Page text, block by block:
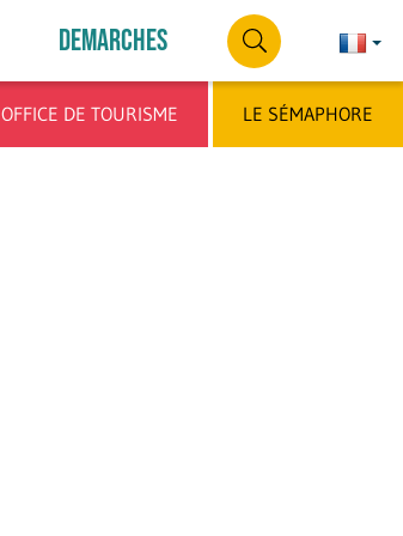
OFFICE DE TOURISME LE SÉMAPHORE
DEMARCHES RECHERCHE